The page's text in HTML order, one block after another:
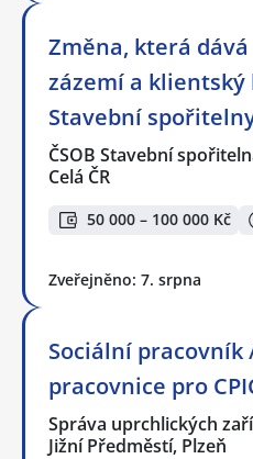
Změna, která
zázemí a klientský
Stavební
ČSOB Stavební
Celá ČR
50 000 – 100 000 Kč
Zveřejněno: 7. srpna
Sociální pracovník
pracovnice pro
Správa uprchlických
Jižní Předměstí, Plzeň